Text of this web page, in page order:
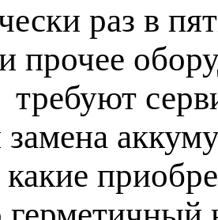
раз в
прочее
замена